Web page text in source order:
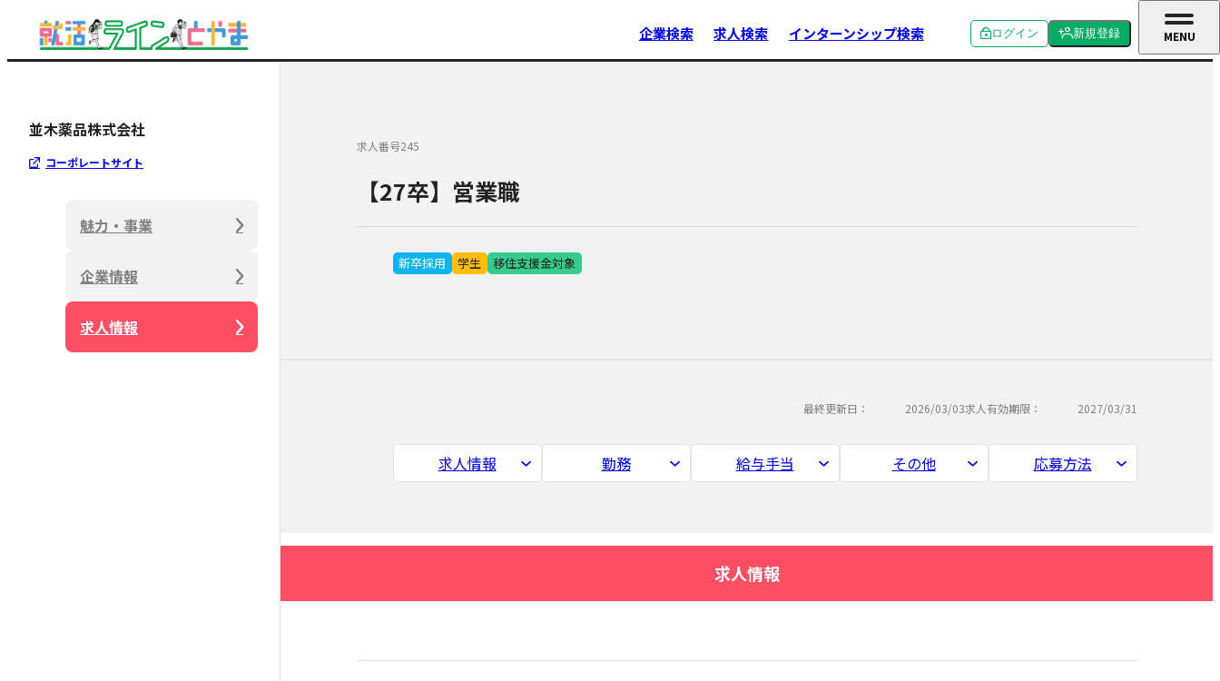
企業検索 求人検索 インターンシップ検索 ログイン 新規登録
並木薬品株式会社
コーポレートサイト
魅力・事業
企業情報
求人情報
求人番号245
【27卒】営業職
新卒採用 学生 移住支援金対象
最終更新日： 2026/03/03求人有効期限： 2027/03/31
求人情報 勤務 給与手当 その他 応募方法
求人情報
MENU